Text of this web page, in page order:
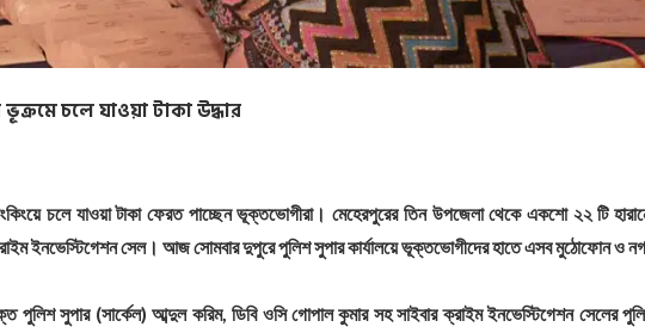
চলে যাওয়া টাকা উদ্ধার
চলে যাওয়া টাকা ফেরত পাচ্ছেন ভূক্তভোগীরা। মেহেরপুরের তিন উপজেলা থেকে একশো ২২ টি
ইনভেস্টিগেশন সেল। আজ সোমবার দুপুরে পুলিশ সুপার কার্যালয়ে ভূক্তভোগীদের হাতে এসব মুঠোফোন ও
পুলিশ সুপার (সার্কেল) আব্দুল করিম, ডিবি ওসি গোপাল কুমার সহ সাইবার ক্রাইম ইনভেস্টিগেশন সেলের